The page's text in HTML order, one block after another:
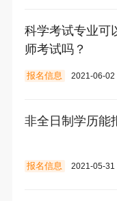
科学考试专业可
师考试吗？
报名信息 2021-06-02
非全日制学历能
报名信息 2021-05-31